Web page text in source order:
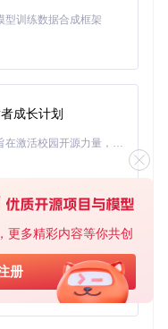
更多精彩内容等你共创
册
GitHub
（选择最后支持非GKI
能需求不迫切的场景
--grep "remove
型训练数据合成框架
成长计划
「源启盛夏」暑期校园开发者成长计划旨在激活校园开源力量，通过积分激励、认证扶持、资源倾斜等形式，引导高校组织和开发者完成「入驻 — 建项目 — 做贡献 — 获认证 — 得资源」的完整闭环。无论你是想带领社团入驻平台的组织者，还是希望用代码贡献证明自己的开发者，都能在这里找到属于你的成长路径。
基于Python的Xiaozhi AI，适用于想要完整Xiaozhi体验而无需拥有专用硬件的用户。